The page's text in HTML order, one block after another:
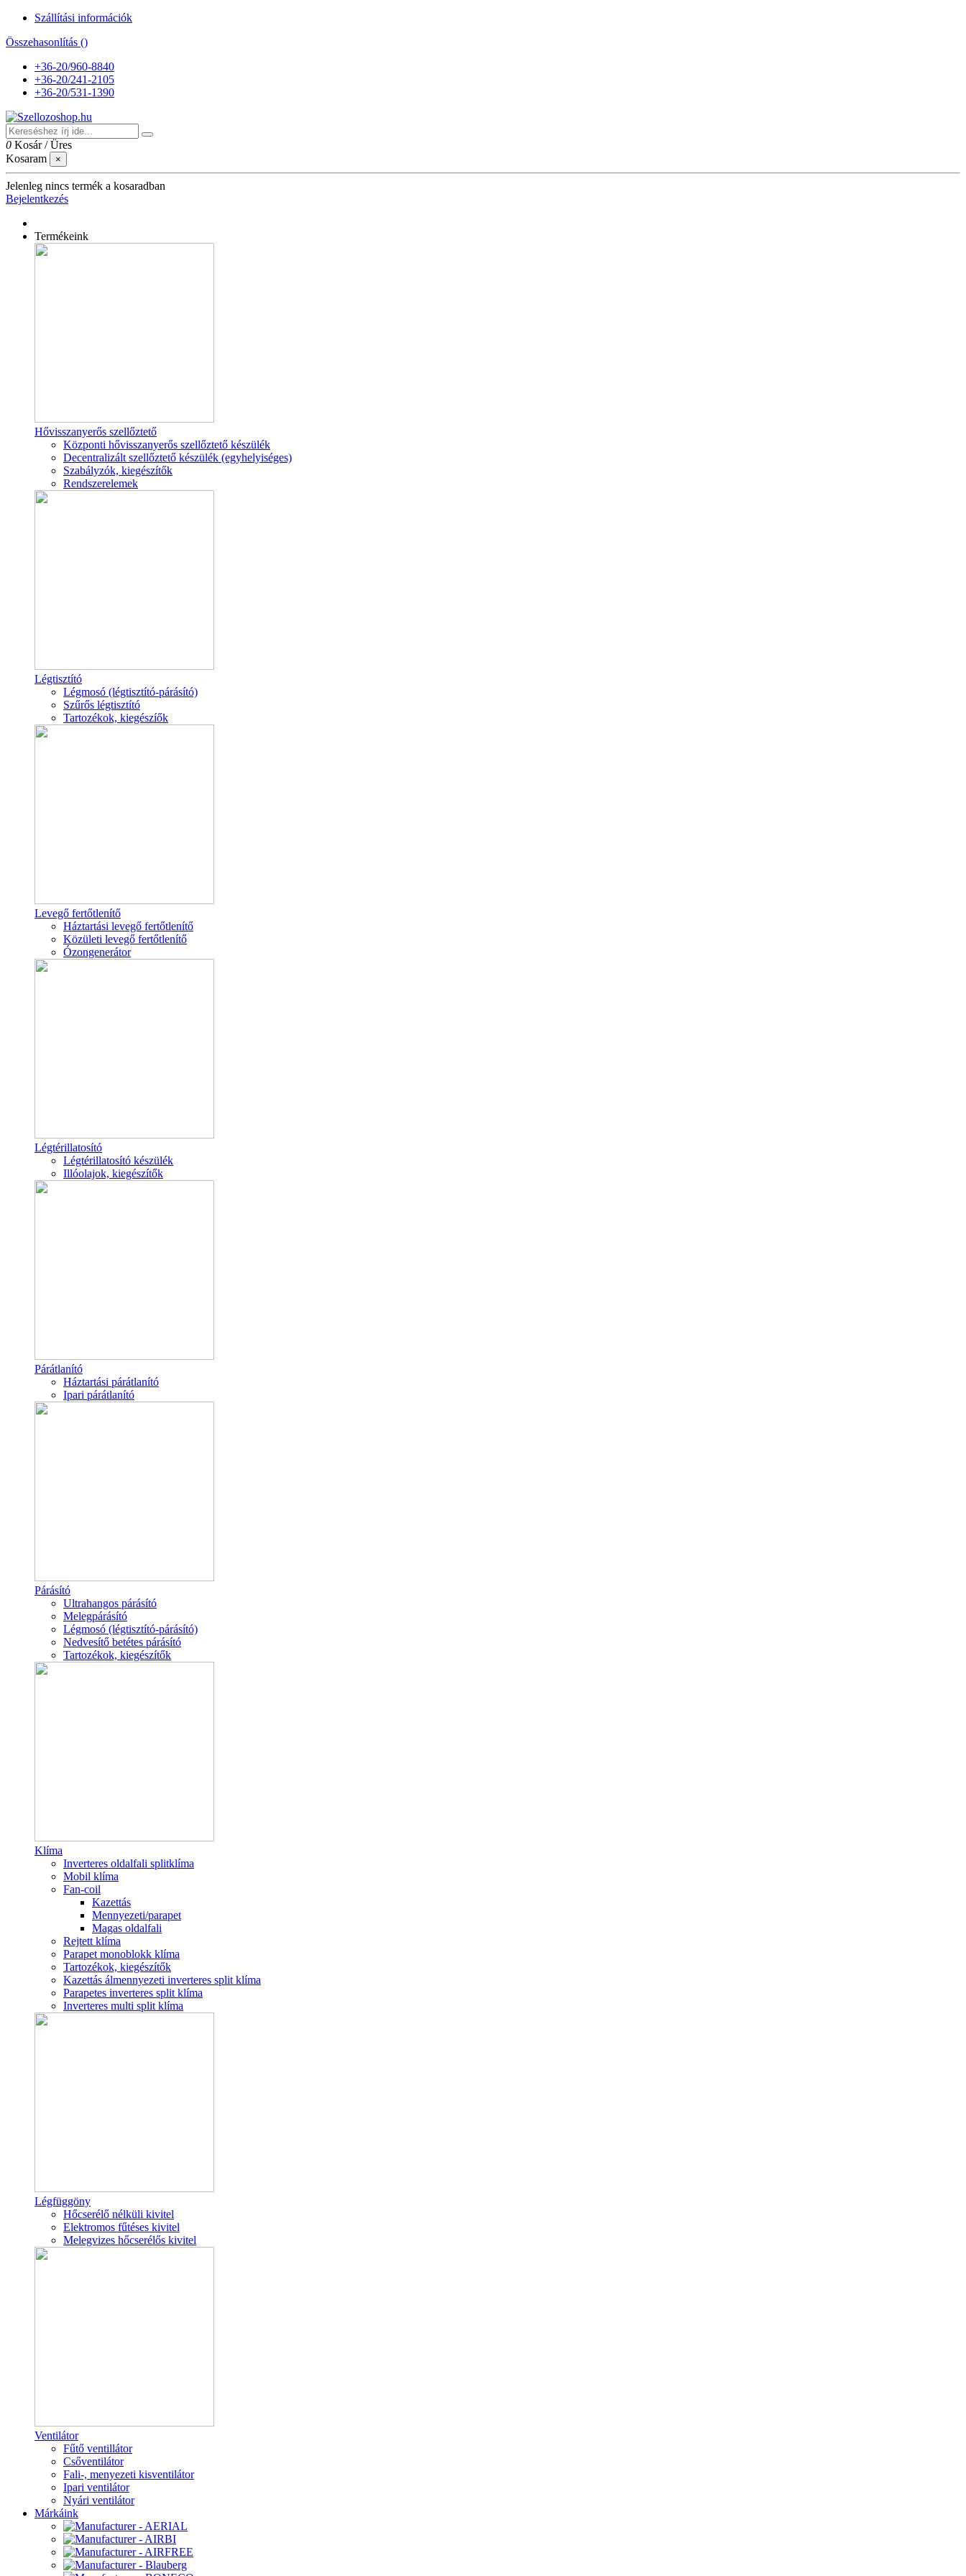
Szállítási információk
Összehasonlítás ()
+36-20/960-8840
+36-20/241-2105
+36-20/531-1390
0 Kosár /Üres
Kosaram
×
Jelenleg nincs termék a kosaradban
Bejelentkezés
Termékeink
Hővisszanyerős szellőztető
Központi hővisszanyerős szellőztető készülék
Decentralizált szellőztető készülék (egyhelyiséges)
Szabályzók, kiegészítők
Rendszerelemek
Légtisztító
Légmosó (légtisztító-párásító)
Szűrős légtisztító
Tartozékok, kiegészíők
Levegő fertőtlenítő
Háztartási levegő fertőtlenítő
Közületi levegő fertőtlenítő
Ózongenerátor
Légtérillatosító
Légtérillatosító készülék
Illóolajok, kiegészítők
Párátlanító
Háztartási párátlanító
Ipari párátlanító
Párásító
Ultrahangos párásító
Melegpárásító
Légmosó (légtisztító-párásító)
Nedvesítő betétes párásító
Tartozékok, kiegészítők
Klíma
Inverteres oldalfali splitklíma
Mobil klíma
Fan-coil
Kazettás
Mennyezeti/parapet
Magas oldalfali
Rejtett klíma
Parapet monoblokk klíma
Tartozékok, kiegészítők
Kazettás álmennyezeti inverteres split klíma
Parapetes inverteres split klíma
Inverteres multi split klíma
Légfüggöny
Hőcserélő nélküli kivitel
Elektromos fűtéses kivitel
Melegvizes hőcserélős kivitel
Ventilátor
Fűtő ventillátor
Csőventilátor
Fali-, menyezeti kisventilátor
Ipari ventilátor
Nyári ventilátor
Márkáink